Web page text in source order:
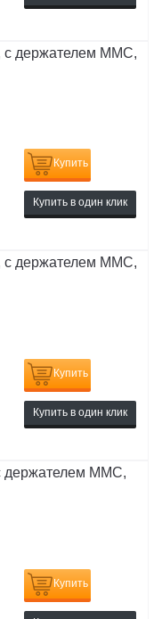
держателем MMC,
Купить
Купить в один клик
держателем MMC,
Купить
Купить в один клик
MMC,
Купить